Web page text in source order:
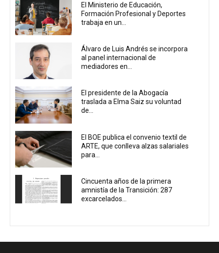
El Ministerio de Educación,
Formación Profesional y Deportes
trabaja en un...
Álvaro de Luis Andrés se incorpora
al panel internacional de
mediadores en...
El presidente de la Abogacía
traslada a Elma Saiz su voluntad
de...
El BOE publica el convenio textil de
ARTE, que conlleva alzas salariales
para...
Cincuenta años de la primera
amnistía de la Transición: 287
excarcelados...